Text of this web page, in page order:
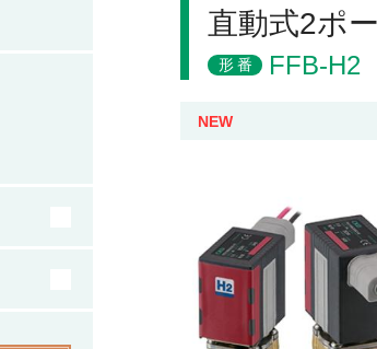
直動式2ポ
形番 FFB-H2
NEW